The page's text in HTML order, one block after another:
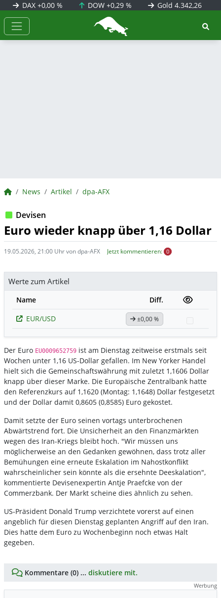
DAX +0,00 % DOW+0,29 % Gold 4.342,26
BörsenNEWS.de
BörsenNEWS.de
News Artikel dpa-AFX
Devisen
Euro wieder knapp über 1,16 Dollar
19.05.2026, 21:00 Uhr von dpa-AFX Jetzt kommentieren: 0
Werte zum Artikel
Name
Diff.
EUR/USD
±0,00 %
Der Euro EU0009652759 ist am Dienstag zeitweise erstmals seit
Wochen unter 1,16 US-Dollar gefallen. Im New Yorker Handel
hielt sich die Gemeinschaftswährung mit zuletzt 1,1606 Dollar
knapp über dieser Marke. Die Europäische Zentralbank hatte
den Referenzkurs auf 1,1620 (Montag: 1,1648) Dollar festgesetzt
und der Dollar damit 0,8605 (0,8585) Euro gekostet.
Damit setzte der Euro seinen vortags unterbrochenen
Abwärtstrend fort. Die Unsicherheit an den Finanzmärkten
wegen des Iran-Kriegs bleibt hoch. "Wir müssen uns
möglicherweise an den Gedanken gewöhnen, dass trotz aller
Bemühungen eine erneute Eskalation im Nahostkonflikt
wahrscheinlicher sein könnte als die ersehnte Deeskalation",
kommentierte Devisenexpertin Antje Praefcke von der
Commerzbank. Der Markt scheine dies ähnlich zu sehen.
US-Präsident Donald Trump verzichtete vorerst auf einen
angeblich für diesen Dienstag geplanten Angriff auf den Iran.
Dies hatte dem Euro zu Wochenbeginn noch etwas Halt
gegeben.
Kommentare (0) ... diskutiere mit.
Werbung